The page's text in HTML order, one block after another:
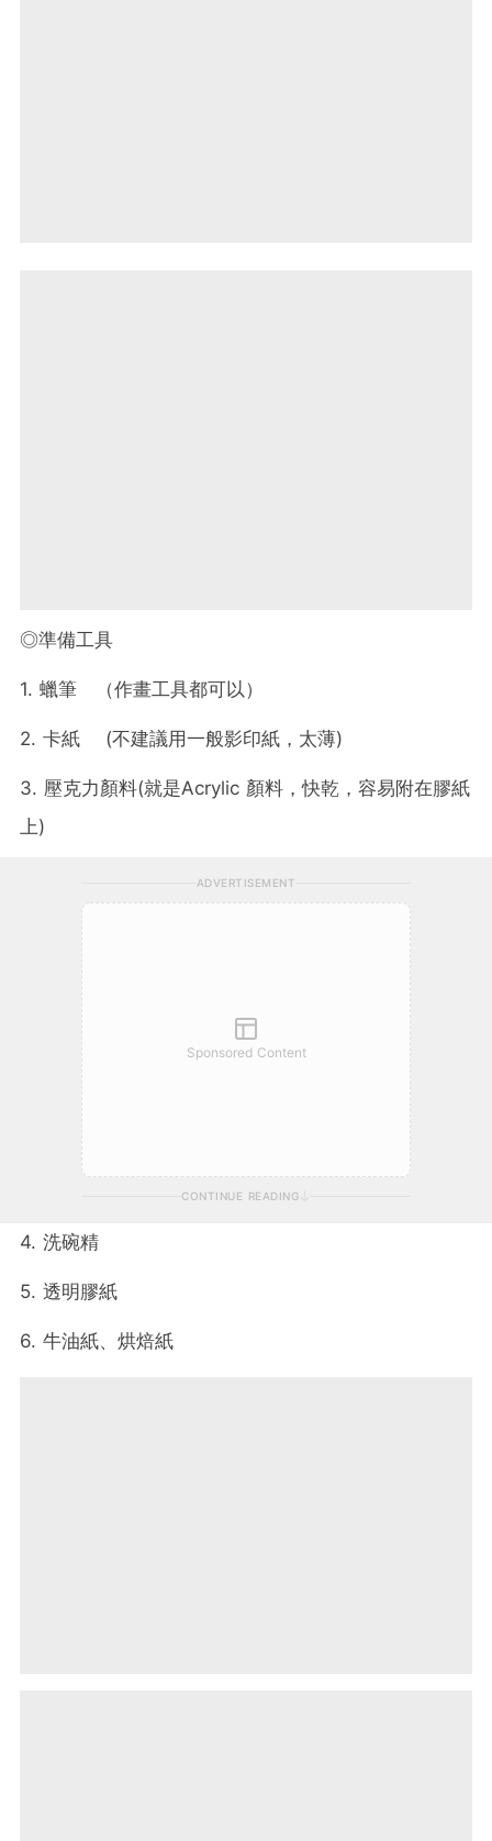
◎準備工具
1. 蠟筆 （作畫工具都可以）
2. 卡紙 (不建議用一般影印紙，太薄)
3. 壓克力顏料(就是Acrylic 顏料，快乾，容易附在膠紙
上)
ADVERTISEMENT
Sponsored Content
CONTINUE READING
4. 洗碗精
5. 透明膠紙
6. 牛油紙、烘焙紙